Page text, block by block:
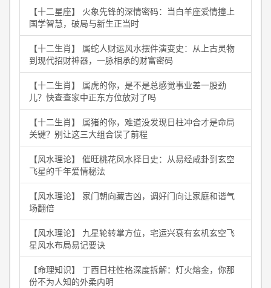
【十二星座】 火象先锋的深情密码：当白羊座爱情撞上
国学智慧，破局与新生正当时
【十二生肖】 属蛇人财运风水摆件演变史：从上古灵物
到现代招财神器，一脉相承的财富密码
【十二生肖】 属虎的你，是不是总感觉事业差一股劲
儿？快查查家中正东方位放对了吗
【十二生肖】 属猪的你，难道没发现日柱冲合才是命局
关键？别让这三大组合误了前程
【风水理论】 催旺桃花风水择日史：从易经咸卦到玄空
飞星的千年爱情秘法
【风水理论】 家门朝向藏吉凶，调好门向让家庭和谐气
场翻倍
【风水理论】 九星轮转掌方位，宅运兴衰有玄机玄空飞
星风水布局易记要诀
【命理知识】 丁酉日柱性格深度拆解：灯火熔金，你那
份不为人知的外柔内明